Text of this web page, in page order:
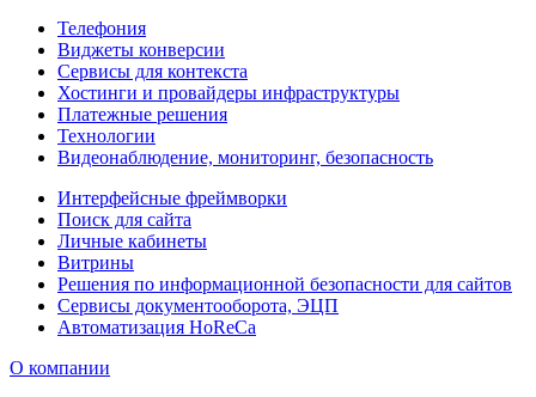
Телефония
Виджеты конверсии
Сервисы для контекста
Хостинги и провайдеры инфраструктуры
Платежные решения
Технологии
Видеонаблюдение, мониторинг, безопасность
Интерфейсные фреймворки
Поиск для сайта
Личные кабинеты
Витрины
Решения по информационной безопасности для сайтов
Сервисы документооборота, ЭЦП
Автоматизация HoReCa
О компании